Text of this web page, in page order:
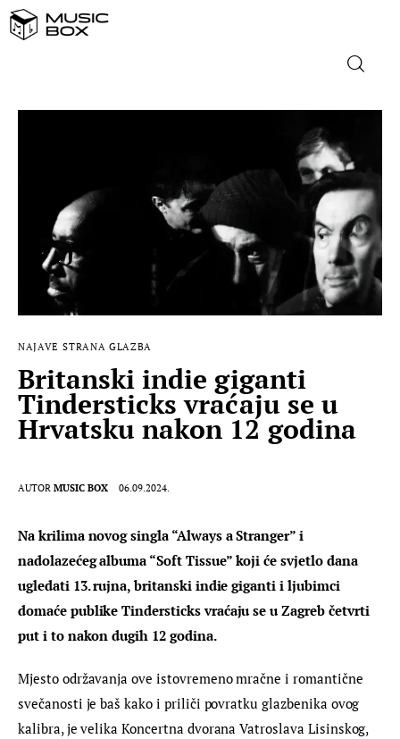
STRANA GLAZBA
FILM
MUSIC BOX
NAJAVE STRANA GLAZBA
Britanski indie giganti
Tindersticks vraćaju se u
Hrvatsku nakon 12 godina
AUTOR MUSIC BOX 06.09.2024.
Na krilima novog singla “Always a Stranger” i
nadolazećeg albuma “Soft Tissue” koji će svjetlo dana
ugledati 13. rujna, britanski indie giganti i ljubimci
domaće publike Tindersticks vraćaju se u Zagreb četvrti
put i to nakon dugih 12 godina.
Mjesto održavanja ove istovremeno mračne i romantične
svečanosti je baš kako i priliči povratku glazbenika ovog
kalibra, je velika Koncertna dvorana Vatroslava Lisinskog,